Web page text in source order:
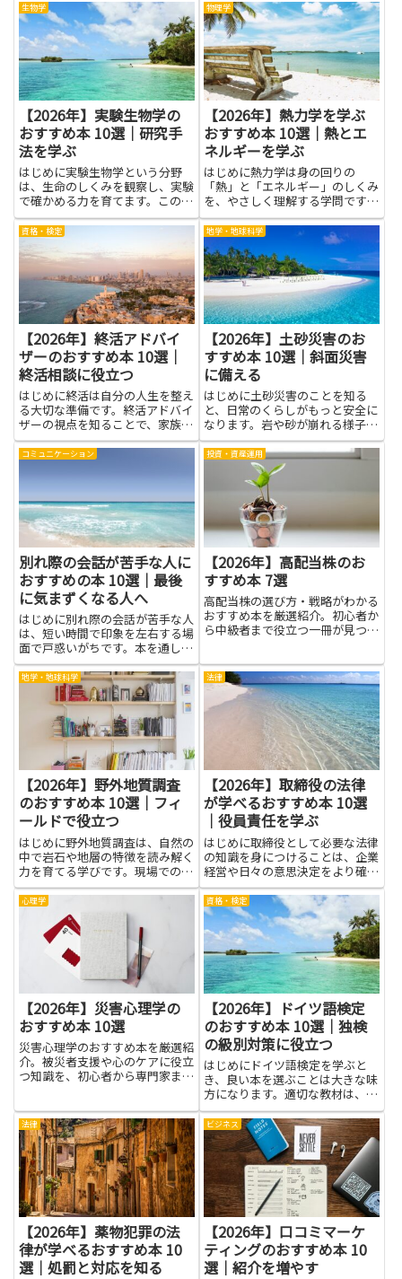
を効率化したい人に向けて、仕組
みの全体像と日常の活用方法を、
やさしい言葉で解きます。開発と
本番の差を小さくする工夫、依
存...
の体験や考え方に触れると道が少
しずつ見えてきます。ここでは、
迷いを受け止め、焦らずに進むヒ
ントをくれる物語やエッセイ、
実...
生物学
【2026年】実験生物学の
おすすめ本 10選｜研究手
法を学ぶ
はじめに実験生物学という分野
は、生命のしくみを観察し、実験
で確かめる力を育てます。この記
事では関連する本を読み進めるこ
とで、理論だけでなく現場の考え
方を身につけるメリットを紹介し
ます。難しい用語にとらわれず、
基礎的な考え方をやさしく理解す
物理学
【2026年】熱力学を学ぶ
おすすめ本 10選｜熱とエ
ネルギーを学ぶ
はじめに熱力学は身の回りの
「熱」と「エネルギー」のしくみ
を、やさしく理解する学問です。
日常の現象から科学の大きな発見
まで、つながりを見つける手がか
りになります。この記事では、熱
力学を学ぶうえで役立つ本を紹介
します。初めて学ぶ人にも安心し
て読...
資格・検定
【2026年】終活アドバイ
ザーのおすすめ本 10選｜
終活相談に役立つ
はじめに終活は自分の人生を整え
る大切な準備です。終活アドバイ
ザーの視点を知ることで、家族が
困らない形を探るヒントが見つか
ります。この記事は、終活相談に
く読める内容を選び、実用的なポ
ず...
地学・地球科学
【2026年】土砂災害のお
すすめ本 10選｜斜面災害
に備える
はじめに土砂災害のことを知る
と、日常のくらしがもっと安全に
なります。岩や砂が崩れる様子
や、雨の強さがどんな影響を与え
るかを、やさしい言葉と写真で学
べる本を手に取ると、身の回りの
リスクを自分ごととして考えられ
るようになります。斜面災害に備
コミュニケーション
別れ際の会話が苦手な人に
おすすめの本 10選｜最後
に気まずくなる人へ
はじめに別れ際の会話が苦手な人
は、短い時間で印象を左右する場
面で戸惑いがちです。本を通して
具体的な言い回しや心の準備を学
べば、緊張を和らげて相手に誠実
さや配慮を伝えやすくなります。
言葉の選び方や沈黙の扱い方、態
度の整え方を身につけること
投資・資産運用
【2026年】高配当株のお
すすめ本 7選
高配当株の選び方・戦略がわかる
おすすめ本を厳選紹介。初心者か
ら中級者まで役立つ一冊が見つか
地学・地球科学
【2026年】野外地質調査
のおすすめ本 10選｜フィ
ールドで役立つ
はじめに野外地質調査は、自然の
中で岩石や地層の特徴を読み解く
力を育てる学びです。現場での観
察力、記録の正確さ、装備の使い
方を身につけると、地図を見る理
解が深まり、現場の判断も安定し
ます。フィールドで役立つ知識
は、学校の授業での知識を実際の
法律
【2026年】取締役の法律
が学べるおすすめ本 10選
｜役員責任を学ぶ
はじめに取締役として必要な法律
の知識を身につけることは、企業
経営や日々の意思決定をより確か
なものにします。法律や役員責任
を理解しておくと、取締役として
の立場で想定されるリスクを早め
に把握でき、社内の説明や外部対
応も落ち着いて行えるようにな
り...
心理学
【2026年】災害心理学の
おすすめ本 10選
災害心理学のおすすめ本を厳選紹
介。被災者支援や心のケアに役立
つ知識を、初心者から専門家まで
資格・検定
【2026年】ドイツ語検定
のおすすめ本 10選｜独検
の級別対策に役立つ
はじめにドイツ語検定を学ぶと
き、良い本を選ぶことは大きな味
方になります。適切な教材は、基
本の語彙と文法を確実に固めつ
つ、聴解と読解の練習を日常の学
習に自然に取り込ませてくれま
す。独検の級別対策にも役立ち、
出題の傾向をつかみやすくなるこ
とで、...
法律
【2026年】薬物犯罪の法
律が学べるおすすめ本 10
選｜処罰と対応を知る
ビジネス
【2026年】口コミマーケ
ティングのおすすめ本 10
選｜紹介を増やす